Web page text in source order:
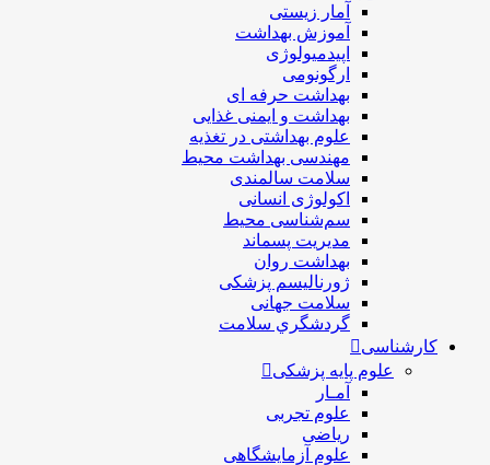
آمار زیستی
آموزش بهداشت
اپیدمیولوژی
ارگونومی
بهداشت حرفه ای
بهداشت و ایمنی غذایی
علوم بهداشتی در تغذیه
مهندسی بهداشت محيط
سلامت سالمندی
اکولوژی انسانی
سم‌شناسی محیط
مدیریت پسماند
بهداشت روان
ژورنالیسم پزشکی
سلامت جهانی
گردشگري سلامت
کارشناسی
علوم پایه پزشکی
آمـار
علوم تجربی
ریاضی
علوم آزمایشگاهی